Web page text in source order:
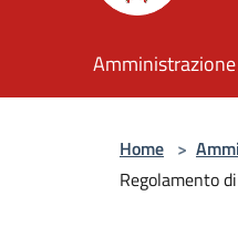
Amministrazione
Home >
Regolamento